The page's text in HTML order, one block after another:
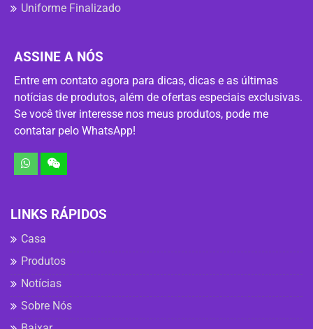
Uniforme Finalizado
ASSINE A NÓS
Entre em contato agora para dicas, dicas e as últimas
notícias de produtos, além de ofertas especiais exclusivas.
Se você tiver interesse nos meus produtos, pode me
contatar pelo WhatsApp!
LINKS RÁPIDOS
Casa
Produtos
Notícias
Sobre Nós